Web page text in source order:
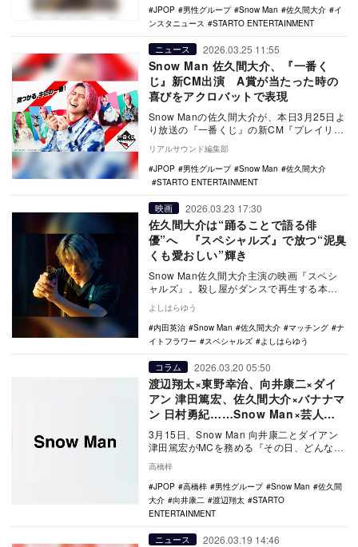
JPOP 男性グループ Snow Man 佐久間大介
イ
ンスタニュース
STARTO ENTERTAINMENT
ニュース 2026.03.25 11:55
Snow Man 佐久間大介、『一番く
じ』新CM出演 A賞が当たった時の
喜びをアクロバットで表現
Snow Manの佐久間大介が、本日3月25日よ
り放送の『一番くじ』の新CM『プレイリス
リアルサウンド編集部
JPOP
男性グループ Snow Man
佐久間大介
STARTO ENTERTAINMENT
映画 2026.03.23 17:30
佐久間大介は“踊ることで語る俳
優”へ 『スペシャルズ』で放つ“泥臭
くも愛おしい”輝き
Snow Man佐久間大介主演の映画『スペシ
ャルズ』。殺し屋がダンスで再生する本作
く感情を…
よしはらゆう
内田英治
Snow Man 佐久間大介 マッチング
ナ
イトフラワー
スペシャルズ よしはらゆう
コラム 2026.03.20 05:50
渡辺翔太×東野幸治、向井康二×ダイ
アン 津田篤宏、佐久間大介×バナナマ
ン 日村勇紀……Snow Man×芸人タ
ッグで輝くMC術
3月15日、Snow Man 向井康二とダイアン
津田篤宏がMCを務める『その日、どんな
日？』が放送された。同番組以外にもSno…
高橋梓
JPOP
高橋梓 男性グループ Snow Man
佐久間
大介
向井康二 渡辺翔太
STARTO
ENTERTAINMENT
ニュース 2026.03.19 14:46